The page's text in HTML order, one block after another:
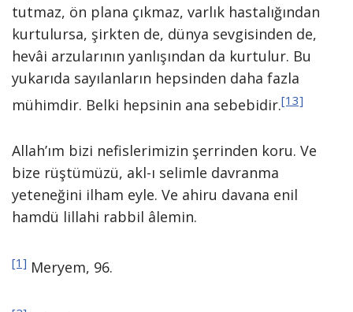
tutmaz, ön plana çıkmaz, varlık hastalığından
kurtulursa, şirkten de, dünya sevgisinden de,
hevâi arzularının yanlışından da kurtulur. Bu
yukarıda sayılanların hepsinden daha fazla
mühimdir. Belki hepsinin ana sebebidir.[13]
Allah’ım bizi nefislerimizin şerrinden koru. Ve
bize rüştümüzü, akl-ı selimle davranma
yeteneğini ilham eyle. Ve ahiru davana enil
hamdü lillahi rabbil âlemin.
[1] Meryem, 96.